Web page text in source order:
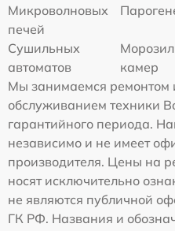
Микроволновых
печей
Сушильных
автоматов
камер
Мы занимаемся ремонтом
обслуживанием техники
гарантийного периода.
независимо и не имеет
производителя. Цены на
носят исключительно
не являются публичной
ГК РФ. Названия и